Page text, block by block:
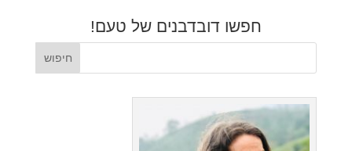
חפשו דובדבנים של טעם!